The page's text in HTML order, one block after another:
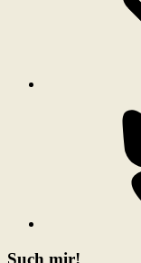
Such mir!